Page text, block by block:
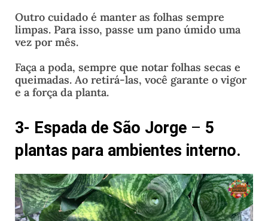
Outro cuidado é manter as folhas sempre
limpas. Para isso, passe um pano úmido uma
vez por mês.
Faça a poda, sempre que notar folhas secas e
queimadas. Ao retirá-las, você garante o vigor
e a força da planta.
3- Espada de São Jorge – 5
plantas para ambientes interno.